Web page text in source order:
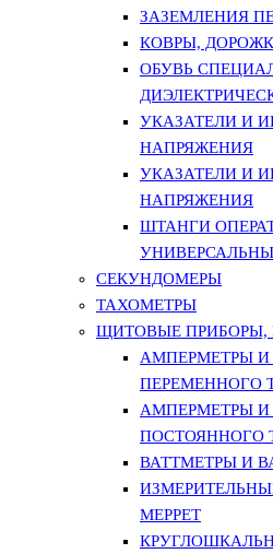
ЗАЗЕМЛЕНИЯ
КОВРЫ,
ОБУВЬ
УКАЗАТЕЛИ И
НАПРЯЖЕНИЯ
УКАЗАТЕЛИ И
НАПРЯЖЕНИЯ
ШТАНГИ
СЕКУНДОМЕРЫ
ТАХОМЕТРЫ
ЩИТОВЫЕ
АМПЕРМЕТРЫ И
ПЕРЕМЕННОГО
АМПЕРМЕТРЫ И
ПОСТОЯННОГО
ВАТТМЕТРЫ И
МЕРРЕТ